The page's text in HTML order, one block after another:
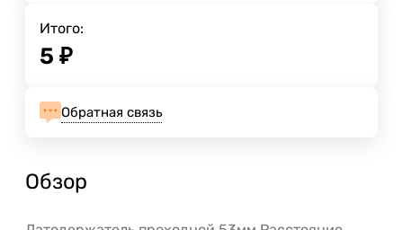
Итого:
5 ₽
Обратная связь
Обзор